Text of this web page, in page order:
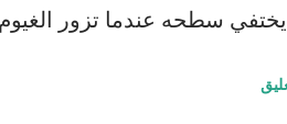
يختفي سطحه عندما تزور